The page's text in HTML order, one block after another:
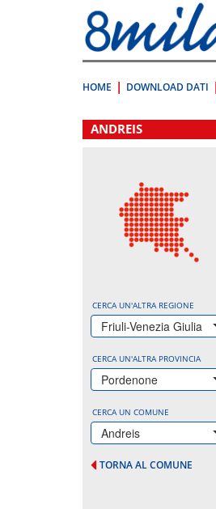
direttamente
a:
Contenuto
HOME DOWNLOAD DATI
.
ANDREIS
CERCA UN'ALTRA REGIONE
Friuli-Venezia Giulia
CERCA UN'ALTRA PROVINCIA
Pordenone
CERCA UN COMUNE
Andreis
TORNA AL COMUNE